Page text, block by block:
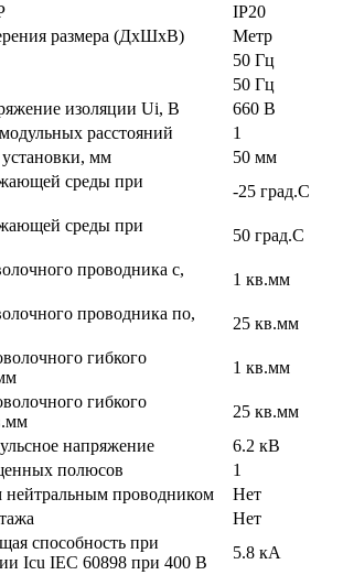
IP20
размера (ДхШхВ)
Метр
50 Гц
50 Гц
изоляции Ui, В
660 В
расстояний
1
мм
50 мм
среды при
-25 град.C
cреды при
50 град.C
проводника с,
1 кв.мм
проводника по,
25 кв.мм
гибкого
1 кв.мм
гибкого
25 кв.мм
напряжение
6.2 кВ
полюсов
1
проводником
Нет
Нет
способность при
Icu IEC 60898 при 400 В
5.8 кА